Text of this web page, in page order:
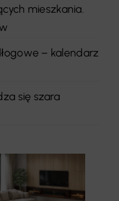
mieszkania.
– kalendarz
się szara